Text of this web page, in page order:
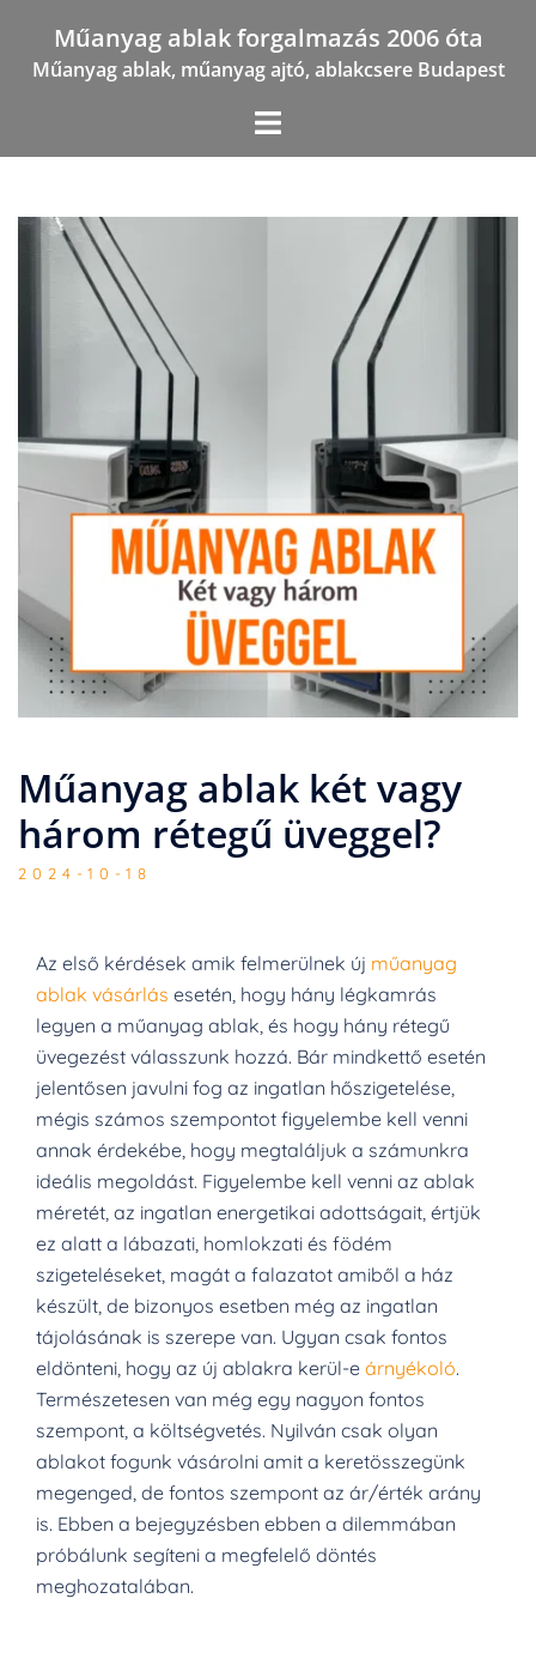
content
Műanyag ablak forgalmazás 2006 óta
Műanyag ablak, műanyag ajtó, ablakcsere Budapest
Műanyag ablak két vagy
három rétegű üveggel?
2024-10-18
Az első kérdések amik felmerülnek új műanyag
ablak vásárlás esetén, hogy hány légkamrás
legyen a műanyag ablak, és hogy hány rétegű
üvegezést válasszunk hozzá. Bár mindkettő esetén
jelentősen javulni fog az ingatlan hőszigetelése,
mégis számos szempontot figyelembe kell venni
annak érdekébe, hogy megtaláljuk a számunkra
ideális megoldást. Figyelembe kell venni az ablak
méretét, az ingatlan energetikai adottságait, értjük
ez alatt a lábazati, homlokzati és födém
szigeteléseket, magát a falazatot amiből a ház
készült, de bizonyos esetben még az ingatlan
tájolásának is szerepe van. Ugyan csak fontos
eldönteni, hogy az új ablakra kerül-e árnyékoló.
Természetesen van még egy nagyon fontos
szempont, a költségvetés. Nyilván csak olyan
ablakot fogunk vásárolni amit a keretösszegünk
megenged, de fontos szempont az ár/érték arány
is. Ebben a bejegyzésben ebben a dilemmában
próbálunk segíteni a megfelelő döntés
meghozatalában.